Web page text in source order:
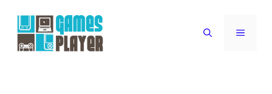
contenuto
MENU